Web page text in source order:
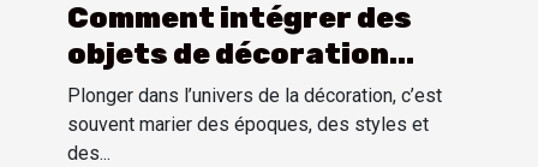
Comment intégrer des
objets de décoration
vintage américains dans
un intérieur moderne ?
Plonger dans l’univers de la décoration, c’est
souvent marier des époques, des styles et
des...